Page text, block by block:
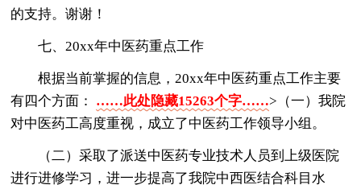
的支持。谢谢！
七、20xx年中医药重点工作
根据当前掌握的信息，20xx年中医药重点工作主要
有四个方面： ……此处隐藏15263个字……>（一）我院
对中医药工高度重视，成立了中医药工作领导小组。
（二）采取了派送中医药专业技术人员到上级医院
进行进修学习，进一步提高了我院中西医结合科目水